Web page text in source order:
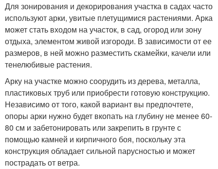
Для зонирования и декорирования участка в садах часто
используют арки, увитые плетущимися растениями. Арка
может стать входом на участок, в сад, огород или зону
отдыха, элементом живой изгороди. В зависимости от ее
размеров, в ней можно разместить скамейки, качели или
тенелюбивые растения.
Арку на участке можно соорудить из дерева, металла,
пластиковых труб или приобрести готовую конструкцию.
Независимо от того, какой вариант вы предпочтете,
опоры арки нужно будет вкопать на глубину не менее 60-
80 см и забетонировать или закрепить в грунте с
помощью камней и кирпичного боя, поскольку эта
конструкция обладает сильной парусностью и может
пострадать от ветра.